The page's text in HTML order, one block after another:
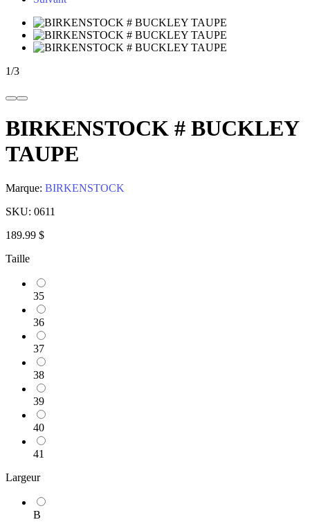
1/3
BIRKENSTOCK # BUCKLEY
TAUPE
Marque: BIRKENSTOCK
SKU: 0611
189.99 $
Taille
35
36
37
38
39
40
41
Largeur
B